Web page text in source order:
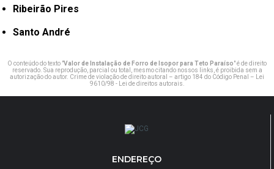
Ribeirão Pires
Santo André
O conteúdo do texto "Valor de Instalação de Forro de Isopor para Teto Paraíso" é de direito
reservado. Sua reprodução, parcial ou total, mesmo citando nossos links, é proibida sem a
autorização do autor. Crime de violação de direito autoral – artigo 184 do Código Penal –
Lei
9610/98 - Lei de direitos autorais
ENDEREÇO